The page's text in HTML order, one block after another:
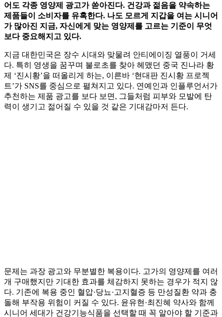
어도 각종 영양제 광고가 쏟아진다. 건강과 젊음을 약속하는
제품들이 소비자를 유혹한다. 나도 모르게 지갑을 여는 시니어
가 많아진 지금, 자신에게 맞는 영양제를 고르는 기준이 무엇
보다 중요해지고 있다.
지금 대한민국은 장수 시대와 맞물려 안티에이징 열풍이 거세
다. 특히 영생을 꿈꾸며 불로초를 찾아 헤맸던 중국 진나라 황
제 ‘진시황’을 떠올리게 하는, 이른바 ‘현대판 진시황 프로젝
트’가 SNS를 중심으로 펼쳐지고 있다. 연예인과 인플루언서가
추천하는 제품 광고를 보다 보면, 그들처럼 피부와 모발에 탄
력이 생기고 젊어질 수 있을 것 같은 기대감마저 든다.
문제는 과장 광고와 무분별한 복용이다. 고가의 영양제를 여러
개 구매했지만 기대한 효과를 체감하지 못하는 경우가 적지 않
다. 기존에 복용 중인 혈압·당뇨·고지혈증 등 만성질환 약과 충
돌해 부작용 위험이 커질 수 있다. 윤유현·최진혜 약사와 함께
시니어 세대가 건강기능식품을 선택할 때 꼭 알아야 할 기준과